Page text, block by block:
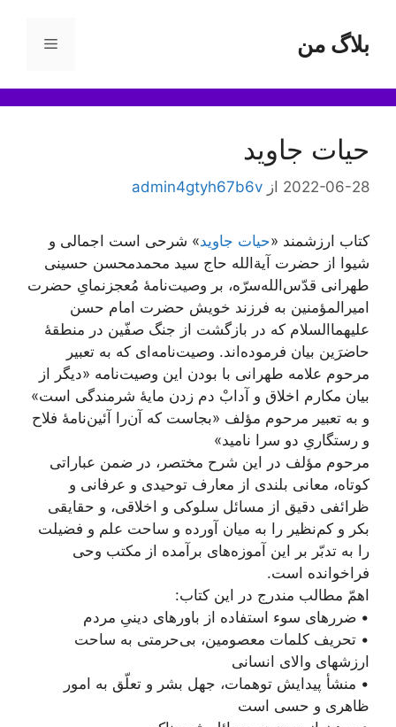
محتوابلاگ من فهرست
حیات جاوید
2022-06-28 از admin4gtyh67b6v
کتاب ارزشمند «حیات جاوید» شرحی است اجمالی و
شیوا از حضرت آیة‌الله حاج سید محمدمحسن حسینی
طهرانی قدّس‌الله‌سرّه، بر وصیت‌نامۀ مُعجز‌نمایِ حضرت
امیرالمؤمنین به فرزند خویش حضرت امام حسن
علیهما‌السلام که در بازگشت از جنگ صفّین در منطقۀ
حاضرَین بیان فرموده‌اند. وصیت‌نامه‌ای که به تعبیر
مرحوم علامه طهرانی با بودن این وصیت‌نامه «دیگر از
بیان مکارم اخلاق و آدابْ دم زدن مایۀ شرمندگی است»
و به تعبیر مرحوم مؤلف «بجاست که آن‌را آئین‌نامۀ فلاح
و رستگاریِ دو سرا نامید»
مرحوم مؤلف در این شرح مختصر، در ضمن عباراتی
کوتاه، معانی بلندی از معارف توحیدی و عرفانی و
ظرائفی دقیق از مسائل سلوکی و اخلاقی، و حقایقی
بکر و کم‌نظیر را به میان آورده و ساحت علم و فضیلت
را به تدبّر بر این آموزه‌های برآمده از مکتب وحی
فراخوانده است.
اهمّ مطالب مندرج در این کتاب:
• ضررهای سوء استفاده از باورهای دینیِ مردم
• تحریف کلمات معصومین، بی‌حرمتی به ساحت
ارزشهای والای انسانی
• منشأ پیدایش توهمات، جهل بشر و تعلّق به امور
ظاهری و حسی است